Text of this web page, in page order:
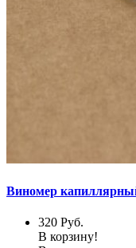
Виномер
320 Руб.
В корзину!